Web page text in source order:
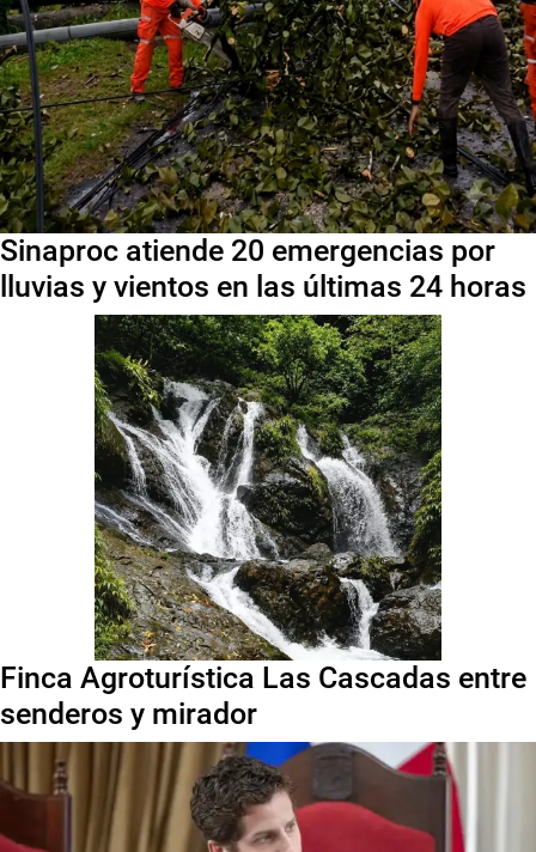
Sinaproc atiende 20 emergencias por
lluvias y vientos en las últimas 24 horas
Finca Agroturística Las Cascadas entre
senderos y mirador